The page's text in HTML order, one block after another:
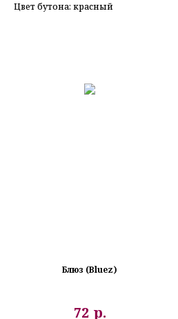
Цвет бутона: красный
Блюз (Bluez)
72 р.